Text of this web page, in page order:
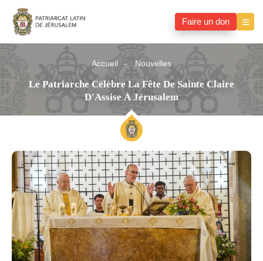
Faire un don
Accueil Nouvelles
Le Patriarche Célèbre La Fête De Sainte Claire
D'Assise À Jérusalem